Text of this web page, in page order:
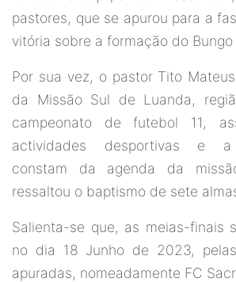
pastores, que se apurou para a
vitória sobre a formação do Bungo
Por sua vez, o pastor Tito
da Missão Sul de Luanda,
campeonato de futebol 11,
actividades desportivas e a
constam da agenda da
ressaltou o baptismo de sete
Salienta-se que, as meias-finais
no dia 18 Junho de 2023,
apuradas, nomeadamente FC